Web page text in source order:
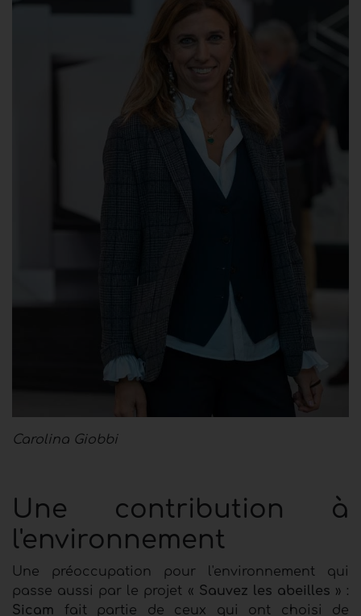
Carolina Giobbi
Une contribution à
l'environnement
Une préoccupation pour l'environnement qui
passe aussi par le projet « Sauvez les abeilles » :
Sicam fait partie de ceux qui ont choisi de